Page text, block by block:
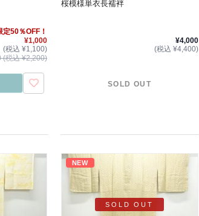
定50％OFF！
¥1,000
(税込 ¥1,100)
(税込 ¥2,200)
桜模様単衣長襦袢
¥4,000
(税込 ¥4,400)
SOLD OUT
NEW
SOLD OUT